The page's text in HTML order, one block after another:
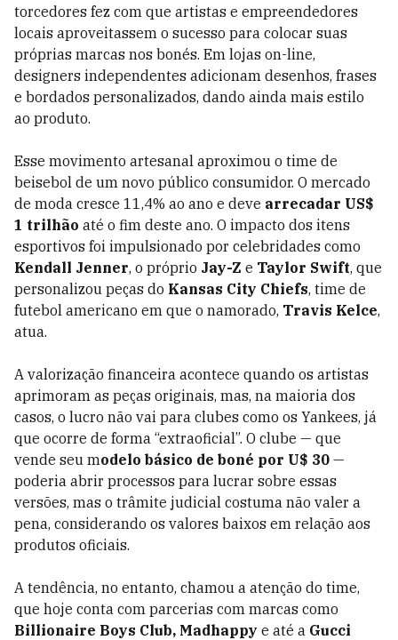
torcedores fez com que artistas e empreendedores
locais aproveitassem o sucesso para colocar suas
próprias marcas nos bonés. Em lojas on-line,
designers independentes adicionam desenhos, frases
e bordados personalizados, dando ainda mais estilo
ao produto.
Esse movimento artesanal aproximou o time de
beisebol de um novo público consumidor. O mercado
de moda cresce 11,4% ao ano e deve arrecadar US$
1 trilhão até o fim deste ano. O impacto dos itens
esportivos foi impulsionado por celebridades como
Kendall Jenner, o próprio Jay-Z e Taylor Swift, que
personalizou peças do Kansas City Chiefs, time de
futebol americano em que o namorado, Travis Kelce,
atua.
A valorização financeira acontece quando os artistas
aprimoram as peças originais, mas, na maioria dos
casos, o lucro não vai para clubes como os Yankees, já
que ocorre de forma “extraoficial”. O clube — que
vende seu modelo básico de boné por U$ 30 —
poderia abrir processos para lucrar sobre essas
versões, mas o trâmite judicial costuma não valer a
pena, considerando os valores baixos em relação aos
produtos oficiais.
A tendência, no entanto, chamou a atenção do time,
que hoje conta com parcerias com marcas como
Billionaire Boys Club, Madhappy e até a Gucci